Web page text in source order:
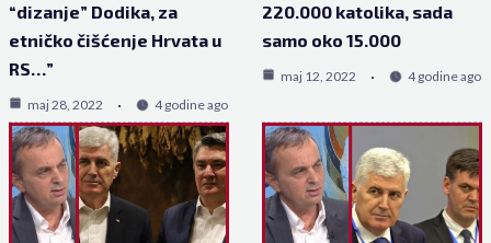
“dizanje” Dodika, za
etničko čišćenje Hrvata u
RS…”
maj 28, 2022 4 godine ago
220.000 katolika, sada
samo oko 15.000
maj 12, 2022 4 godine ago